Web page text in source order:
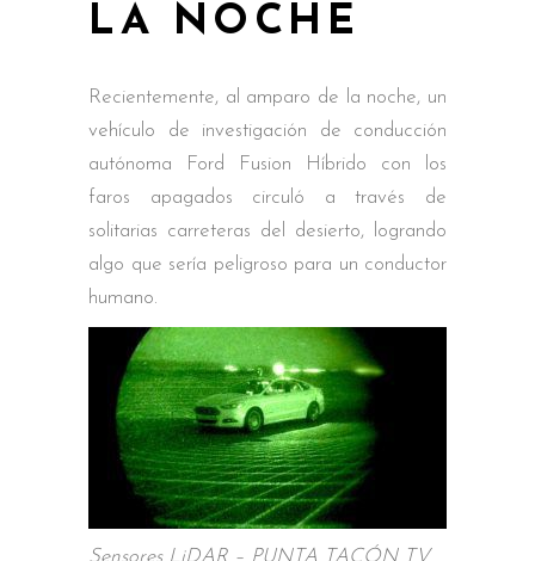
LA NOCHE
Recientemente, al amparo de la noche, un
vehículo de investigación de conducción
autónoma Ford Fusion Híbrido con los
faros apagados circuló a través de
solitarias carreteras del desierto, logrando
algo que sería peligroso para un conductor
humano.
Sensores LiDAR – PUNTA TACÓN TV